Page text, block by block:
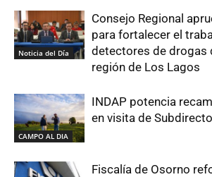
Noticia del Día
Consejo Regional
para fortalecer el
detectores de drogas
región de Los Lagos
CAMPO AL DIA
INDAP potencia
en visita de
Fiscalía de Osorno